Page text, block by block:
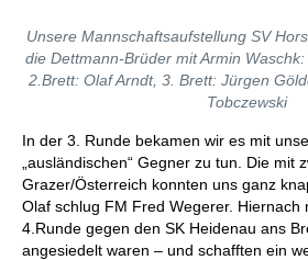
Unsere Mannschaftsaufstellung SV
die Dettmann-Brüder mit Armin
2.Brett: Olaf Arndt, 3. Brett: Jürgen
Tobczewski
In der 3. Runde bekamen wir es mit
„ausländischen“ Gegner zu tun. Die mit
Grazer/Österreich konnten uns ganz
Olaf schlug FM Fred Wegerer. Hiernach
4.Runde gegen den SK Heidenau ans
angesiedelt waren – und schafften ein